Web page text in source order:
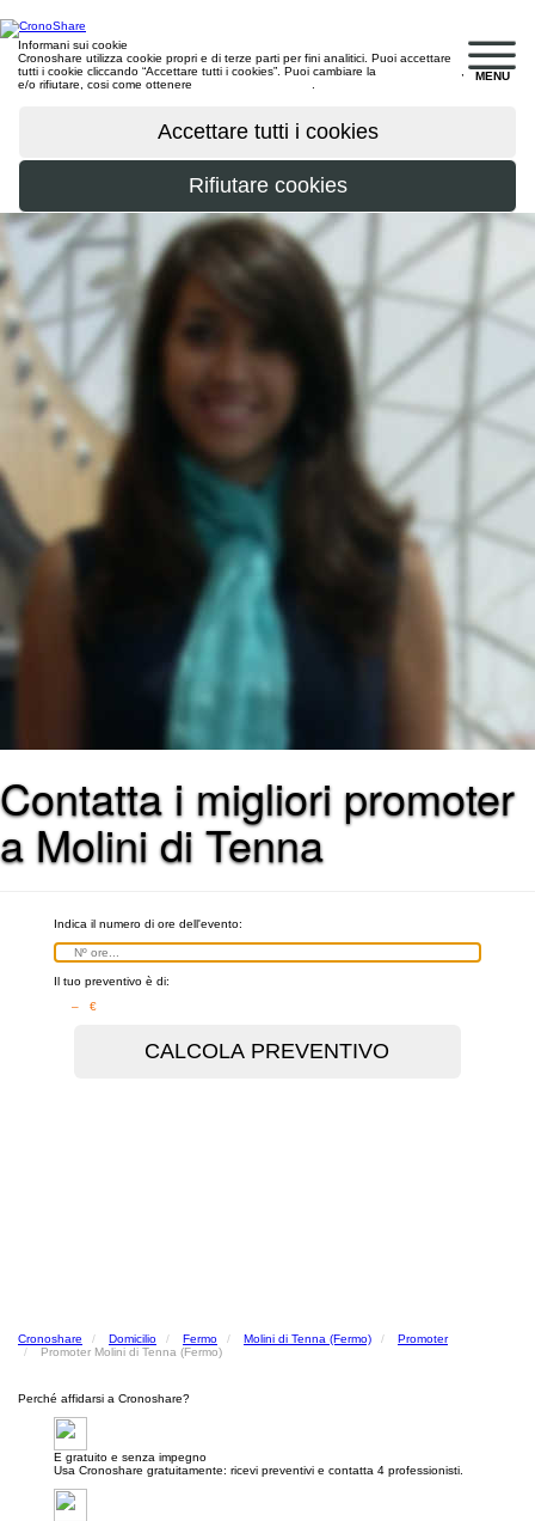
MENU
Informani sui cookie
Cronoshare utilizza cookie propri e di terze parti per fini analitici. Puoi accettare
tutti i cookie cliccando “Accettare tutti i cookies”. Puoi cambiare la
e/o rifiutare, cosi come ottenere
Contatta i migliori promoter
a Molini di Tenna
Indica il numero di ore dell'evento:
Il tuo preventivo è di:
– €
Cronoshare Domicilio Fermo Molini di Tenna (Fermo)
Promoter
Promoter Molini di Tenna (Fermo)
Perché affidarsi a Cronoshare?
E gratuito e senza impegno
Usa Cronoshare gratuitamente: ricevi preventivi e contatta 4 professionisti.